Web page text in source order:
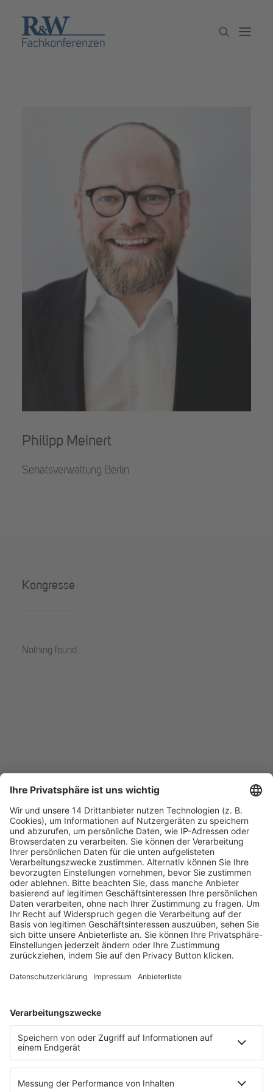
Partner werden
Philipp Meinert
Senatsverwaltung Berlin
Kongresse
Nothing found.
Fachmedien Recht und Wirtschaft
Ein Fachbereich der
dfv Mediengruppe
Mainzer Landstr. 251
60326 Frankfurt am Main
E-Mail:info@ruw.de
Web:https://www.ruw.de
AGB
Datenschutzerklärung
Genderhinweis
Cookie-Einstellungen